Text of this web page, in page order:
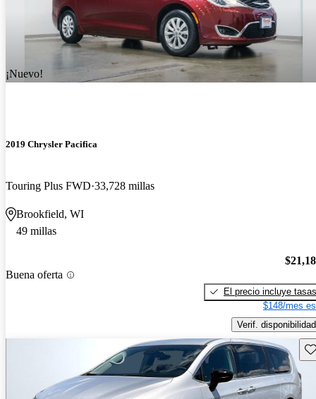
¡Nuevo!
2019 Chrysler Pacifica
Touring Plus FWD 33,728 millas
Brookfield, WI
49 millas
Buena oferta
El precio incluye tasas
$148/mes
Verif. disponibilidad